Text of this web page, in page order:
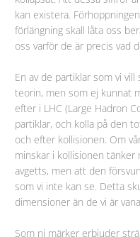
kan existera.
förlängning skall låta oss
oss varför de är precis vad
En av de partiklar som vi
teorin, men som ej kunnat
efter i LHC (Large Hadron
partiklar, och kolla på den
och efter kollisionen. Om
minskar i kollisionen tänker
avgetts, men att den
som vi inte kan se. Detta
dimensioner än de vi är
Som ni märker erbjuder